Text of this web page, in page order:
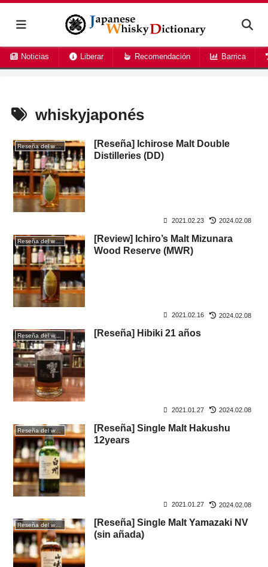
Noticias Liberar Recomendación Barrica
whiskyjaponés
Reseña del whisky
[Reseña] Ichirose Malt Double
Distilleries (DD)
2021.02.23 2024.02.08
Reseña del whisky
[Review] Ichiro’s Malt Mizunara
Wood Reserve (MWR)
2021.02.16 2024.02.08
Reseña del whisky [Reseña] Hibiki 21 años
2021.01.27 2024.02.08
Reseña del whisky
[Reseña] Single Malt Hakushu
12years
2021.01.27 2024.02.08
Reseña del whisky
[Reseña] Single Malt Yamazaki NV
(sin añada)